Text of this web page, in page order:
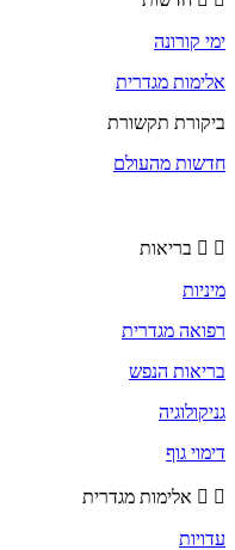
ימי קורונה
אלימות מגדרית
ביקורת תקשורת
חדשות מהעולם
בריאות
מיניות
רפואה מגדרית
בריאות הנפש
גניקולוגיה
דימוי גוף
אלימות מגדרית
עדויות